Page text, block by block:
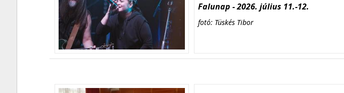
Falunap - 2026. július 11.-12.
fotó: Tüskés Tibor